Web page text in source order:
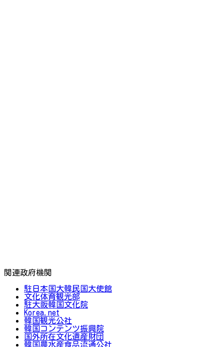
関連政府機関
駐日本国大韓民国大使館
文化体育観光部
駐大阪韓国文化院
Korea.net
韓国観光公社
韓国コンテンツ振興院
国外所在文化遺産財団
韓国農水産食品流通公社